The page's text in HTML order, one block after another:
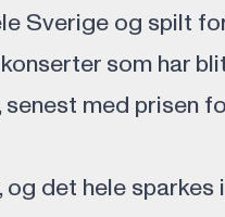
Sverige og spilt
som har
med prisen
det hele sparkes